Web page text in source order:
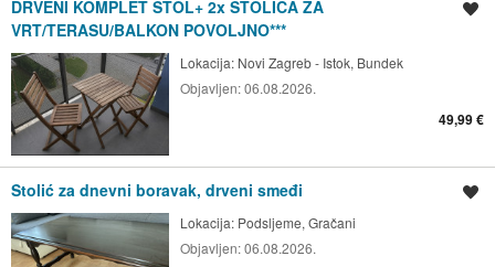
DRVENI KOMPLET STOL+ 2x STOLICA ZA
VRT/TERASU/BALKON POVOLJNO***
Lokacija: Novi Zagreb - Istok, Bundek
Objavljen:06.08.2026.
49,99 €
Stolić za dnevni boravak, drveni smeđi
Lokacija: Podsljeme, Gračani
Objavljen:06.08.2026.